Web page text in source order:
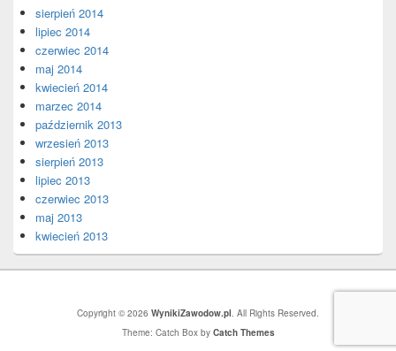
sierpień 2014
lipiec 2014
czerwiec 2014
maj 2014
kwiecień 2014
marzec 2014
październik 2013
wrzesień 2013
sierpień 2013
lipiec 2013
czerwiec 2013
maj 2013
kwiecień 2013
Copyright © 2026 WynikiZawodow.pl. All Rights Reserved.
Theme: Catch Box by Catch Themes